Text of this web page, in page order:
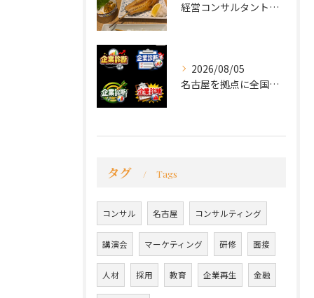
経営コンサルタントのモーちゃん・毛利京申です。
2026/08/05
名古屋を拠点に全国で活動する 経営コンサルタントの 毛利京申...
タグ Tags
コンサル 名古屋 コンサルティング
講演会 マーケティング 研修 面接
人材 採用 教育 企業再生 金融